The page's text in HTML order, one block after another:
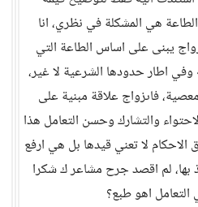
هي المشكلة في نظري، انا
يبنى على اساس الطاعة التي
وفي اطار حدودها الشرعية لا غير،
فاىزواج علاقة مبنية على
والتشارك وحسن التعامل هذا
الاحكام لا تعني قيدها بل هي ارفع
بها، لم اقصد جرح مشاعر ك شكرا
اهو طبع؟